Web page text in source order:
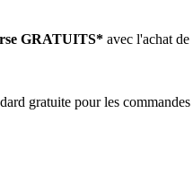
GRATUITS* avec l'achat
gratuite pour les commandes